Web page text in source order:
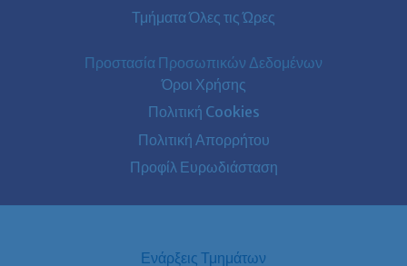
Τμήματα Όλες τις Ώρες
Προστασία Προσωπικών Δεδομένων
Όροι Χρήσης
Πολιτική Cookies
Πολιτική Απορρήτου
Προφίλ Ευρωδιάσταση
Ενάρξεις Τμημάτων